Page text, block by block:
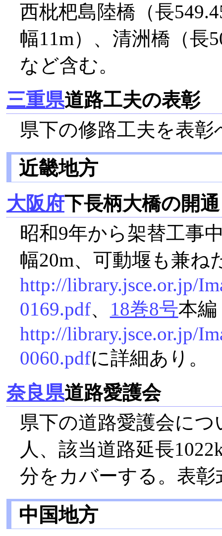
西枇杷島陸橋（長
幅11m）、清洲橋（長
など含む。
三重県道路工夫の表彰
県下の修路工夫を表彰
近畿地方
大阪府下長柄大橋の開通
昭和9年から架替工事
幅20m、可動堰も兼ね
http://library.jsce.or.jp/
0169.pdf、 18巻8号本編
http://library.jsce.or.jp/
0060.pdfに詳細あり。
奈良県道路愛護会
県下の道路愛護会につ
人、該当道路延長
分をカバーする。表
中国地方